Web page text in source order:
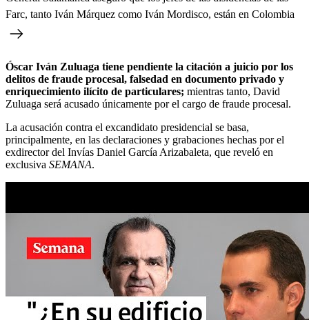
Farc, tanto Iván Márquez como Iván Mordisco, están en Colombia
Óscar Iván Zuluaga tiene pendiente la citación a juicio por los
delitos de fraude procesal, falsedad en documento privado y
enriquecimiento ilícito de particulares; mientras tanto, David
Zuluaga será acusado únicamente por el cargo de fraude procesal.
La acusación contra el excandidato presidencial se basa,
principalmente, en las declaraciones y grabaciones hechas por el
exdirector del Invías Daniel García Arizabaleta, que reveló en
exclusiva SEMANA.